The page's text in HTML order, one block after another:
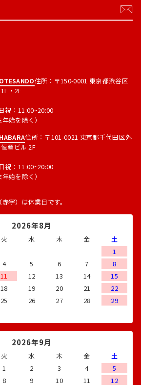
住所：〒150-0001 東京都渋谷区
・2F
祝：11:00~20:00
始を除く）
住所：〒101-0021 東京都千代田区外
産ビル 2F
祝：11:00~20:00
始を除く）
字）は休業日です。
2026年8月
火 水 木 金
土
1
4 5 6 7
8
11 12 13 14
15
18 19 20 21
22
25 26 27 28
29
2026年9月
火 水 木 金
土
1
2 3 4
5
8 9 10 11 12